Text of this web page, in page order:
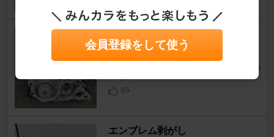
【DIY!交換編】ウォーターポン
プ水漏れ！ VW ゴルフ7 EA211
65
エンブレム剥がし
会員登録をして使う